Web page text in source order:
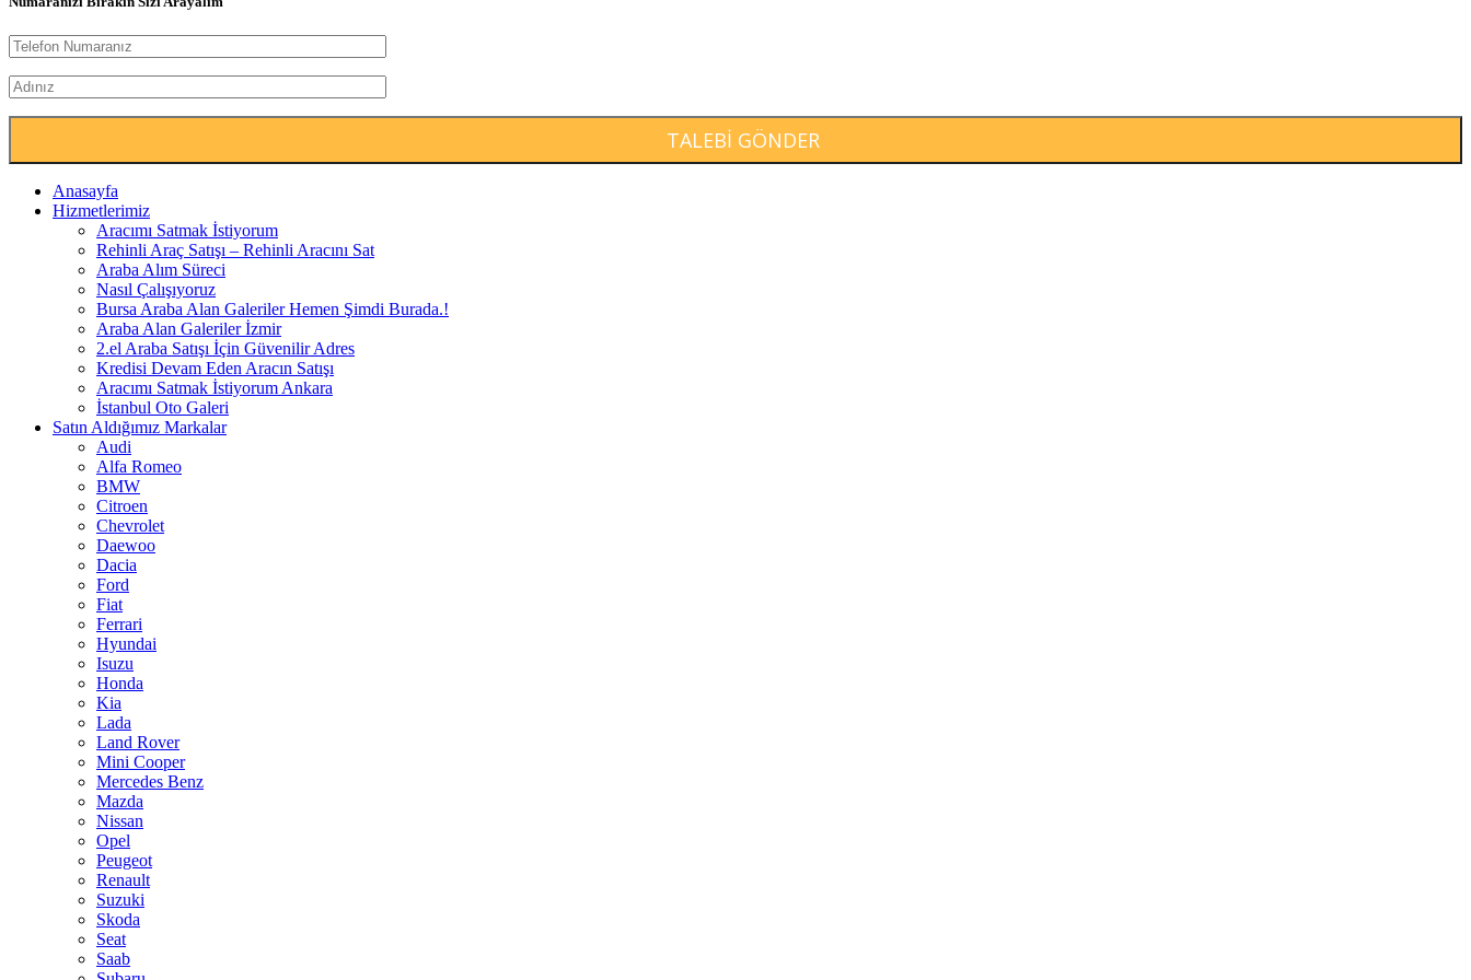
Anasayfa
Hizmetlerimiz
Aracımı Satmak İstiyorum
Rehinli Araç Satışı – Rehinli Aracını Sat
Araba Alım Süreci
Nasıl Çalışıyoruz
Bursa Araba Alan Galeriler Hemen Şimdi Burada.!
Araba Alan Galeriler İzmir
2.el Araba Satışı İçin Güvenilir Adres
Kredisi Devam Eden Aracın Satışı
Aracımı Satmak İstiyorum Ankara
İstanbul Oto Galeri
Satın Aldığımız Markalar
Audi
Alfa Romeo
BMW
Citroen
Chevrolet
Daewoo
Dacia
Ford
Fiat
Ferrari
Hyundai
Isuzu
Honda
Kia
Lada
Land Rover
Mini Cooper
Mercedes Benz
Mazda
Nissan
Opel
Peugeot
Renault
Suzuki
Skoda
Seat
Saab